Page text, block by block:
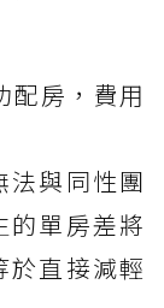
配房，費用
法與同性團
的單房差將
於直接減輕